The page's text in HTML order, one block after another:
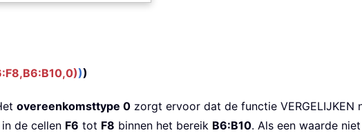
))
overeenkomsttype 0 zorgt ervoor dat de functie
de cellen F6 tot F8 binnen het bereik B6:B10. Als een waarde